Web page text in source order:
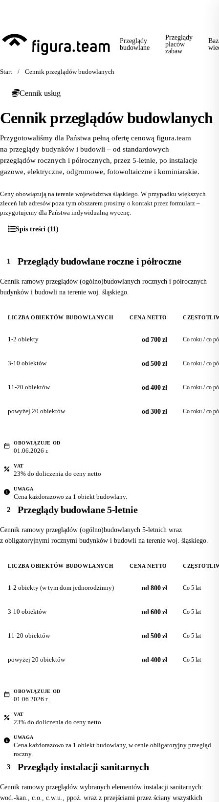
Przeglądy
budowlane
Przeglądy
placów
zabaw
Start / Cennik przeglądów budowlanych
Cennik usług
Cennik przeglądów budowlanych
Przygotowaliśmy dla Państwa pełną ofertę cenową figura.team
na przeglądy budynków i budowli – od standardowych
przeglądów rocznych i półrocznych, przez 5-letnie, po instalacje
gazowe, elektryczne, odgromowe, fotowoltaiczne i kominiarskie.
Ceny obowiązują na terenie województwa śląskiego. W przypadku większych
zleceń lub adresów poza tym obszarem prosimy o kontakt przez formularz –
przygotujemy dla Państwa indywidualną wycenę.
Spis treści (11)
1 Przeglądy budowlane roczne i półroczne
Cennik ramowy przeglądów (ogólno)budowlanych rocznych i półrocznych
budynków i budowli na terenie woj. śląskiego.
LICZBA OBIEKTÓW BUDOWLANYCH CENA NETTO
1-2 obiekty od 700 zł Co roku / co
3-10 obiektów od 500 zł Co roku / co
11-20 obiektów od 400 zł Co roku / co
powyżej 20 obiektów od 300 zł Co roku / co
OBOWIĄZUJE OD
01.06.2026 r.
VAT
23% do doliczenia do ceny netto
UWAGA
Cena każdorazowo za 1 obiekt budowlany.
2 Przeglądy budowlane 5-letnie
Cennik ramowy przeglądów (ogólno)budowlanych 5-letnich wraz
z obligatoryjnymi rocznymi budynków i budowli na terenie woj. śląskiego.
LICZBA OBIEKTÓW BUDOWLANYCH CENA NETTO
1-2 obiekty (w tym dom jednorodzinny) od 800 zł Co 5 lat
3-10 obiektów od 600 zł Co 5 lat
11-20 obiektów od 500 zł Co 5 lat
powyżej 20 obiektów od 400 zł Co 5 lat
OBOWIĄZUJE OD
01.06.2026 r.
VAT
23% do doliczenia do ceny netto
UWAGA
Cena każdorazowo za 1 obiekt budowlany, w cenie obligatoryjny przegląd
roczny.
3 Przeglądy instalacji sanitarnych
Cennik ramowy przeglądów wybranych elementów instalacji sanitarnych:
wod.-kan., c.o., c.w.u., ppoż. wraz z przejściami przez ściany wszystkich